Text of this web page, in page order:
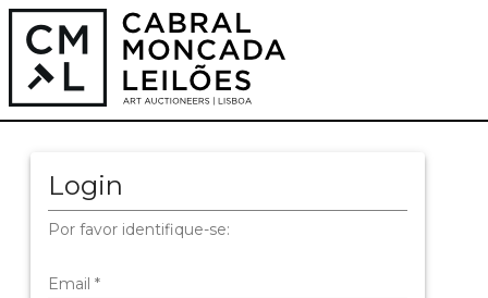
Login
Por favor identifique-se:
Email *